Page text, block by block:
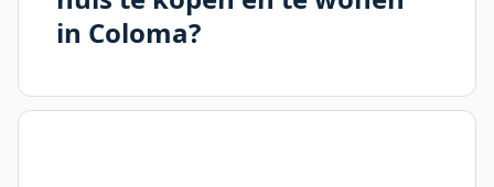
in Coloma?